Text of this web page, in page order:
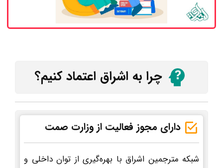
چرا به اشراق اعتماد کنیم؟
دارای مجوز فعالیت از وزارت صمت
شبکه مترجمین اشراق با بهره‌گیری از توان داخلی و